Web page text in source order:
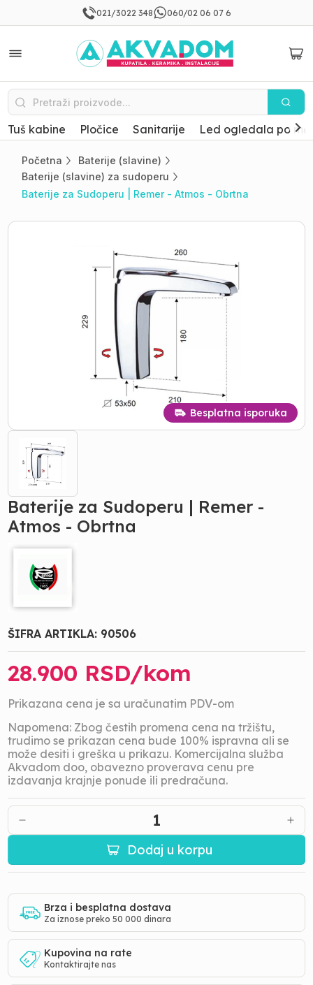
021/3022 348 060/02 06 07 6
Tuš kabine Pločice Sanitarije Led ogledala po
Početna
Baterije (slavine)
Baterije (slavine) za sudoperu
Baterije za Sudoperu | Remer - Atmos - Obrtna
Besplatna isporuka
Baterije za Sudoperu | Remer -
Atmos - Obrtna
ŠIFRA ARTIKLA: 90506
28.900 RSD/kom
Prikazana cena je sa uračunatim PDV-om
Napomena: Zbog čestih promena cena na tržištu,
trudimo se prikazan cena bude 100% ispravna ali se
može desiti i greška u prikazu. Komercijalna služba
Akvadom doo, obavezno proverava cenu pre
izdavanja krajnje ponude ili predračuna.
1
Dodaj u korpu
Brza i besplatna dostava
Za iznose preko 50 000 dinara
Kupovina na rate
Kontaktirajte nas